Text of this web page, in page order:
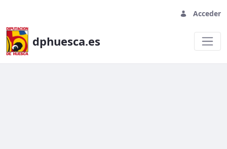
Acceder
dphuesca.es